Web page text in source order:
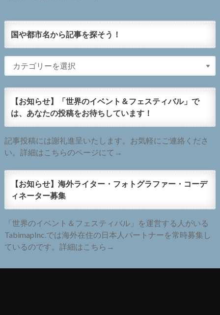
国や都市名から記事を探そう！
【お知らせ】「世界のイベント＆フェスティバル」で
は、あなたの投稿をお待ちしています！
記事投稿には謝礼進呈いたします。お気軽にご連絡くださ
い。詳細はこちらのページにて→
【お知らせ】海外ライター・フォトグラファー・コーデ
ィネーター募集
「世界のイベント＆フェスティバル」を運営する人がいる
TabimapInc.では海外在住の日本人パートナーを常時募集し
ているのです。詳細はこちら→